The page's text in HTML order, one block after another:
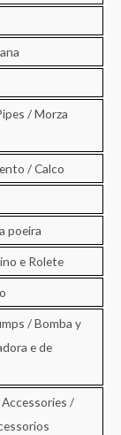
/ Morza
/ Calco
poeira
e Rolete
/ Bomba y
e de
/